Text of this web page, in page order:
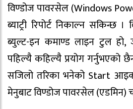
विण्डोज पावरसेल (Windows
ब्याट्री रिपोर्ट निकाल्न सकिन्छ
ब्युल्ट-इन कमाण्ड लाइन टुल
पहिल्यै कहिल्यै प्रयोग गर्नुभएको
सजिलो तरिका भनेको Start
मेनुबाट विण्डोज पावरसेल (एडमिन)